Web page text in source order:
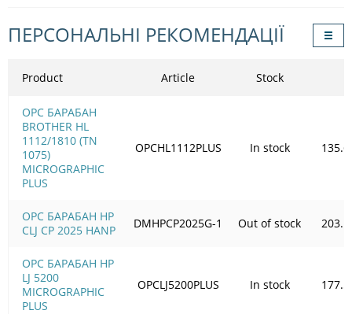
ПЕРСОНАЛЬНІ РЕКОМЕНДАЦІЇ
Product
OPC БАРАБАН
BROTHER HL
1112/1810 (TN
1075)
MICROGRAPHIC
PLUS
OPC БАРАБАН HP
CLJ CP 2025 HANP
OPC БАРАБАН HP
LJ 5200
MICROGRAPHIC
PLUS
Article Stock
OPCHL1112PLUS In stock
DMHPCP2025G-1 Out of stock
OPCLJ5200PLUS In stock